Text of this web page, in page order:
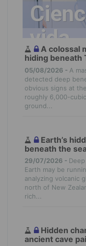
vida
A colossal
hiding beneath
05/08/2026 - A
detected deep
obvious signs at
roughly 6,000-
ground...
Earth’s
beneath the
29/07/2026 -
Earth may be
analyzing volcanic
north of New
rich...
Hidden
ancient cave